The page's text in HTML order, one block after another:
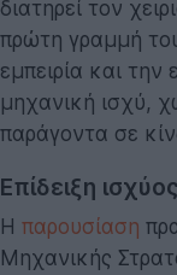
διατηρεί τον
πρώτη γραμμή
εμπειρία και
μηχανική ισχύ,
παράγοντα σε
Επίδειξη
Η παρουσίαση
Μηχανικής